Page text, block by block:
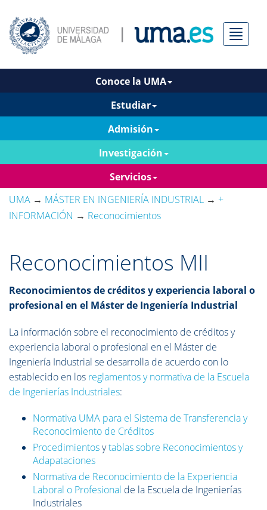
Menú
Conoce la UMA
Estudiar
Admisión
Investigación
Servicios
UMA → MÁSTER EN INGENIERÍA INDUSTRIAL → +
INFORMACIÓN → Reconocimientos
Reconocimientos MII
Reconocimientos de créditos y experiencia laboral o
profesional en el Máster de Ingeniería Industrial
La información sobre el reconocimiento de créditos y
experiencia laboral o profesional en el Máster de
Ingeniería Industrial se desarrolla de acuerdo con lo
establecido en los reglamentos y normativa de la Escuela
de Ingenierías Industriales:
Normativa UMA para el Sistema de Transferencia y
Reconocimiento de Créditos
Procedimientosytablas sobre Reconocimientos y
Adapataciones
Normativa de Reconocimiento de la Experiencia
Laboral o Profesional de la Escuela de Ingenierías
Industriales